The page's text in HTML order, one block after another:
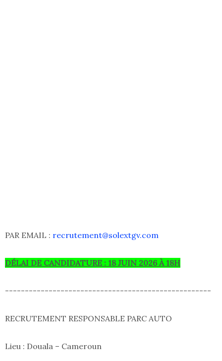
PAR EMAIL : recrutement@solextgv.com
DÉLAI DE CANDIDATURE : 18 JUIN 2026 À 18H
----------------------------------------------------
RECRUTEMENT RESPONSABLE PARC AUTO
Lieu : Douala – Cameroun